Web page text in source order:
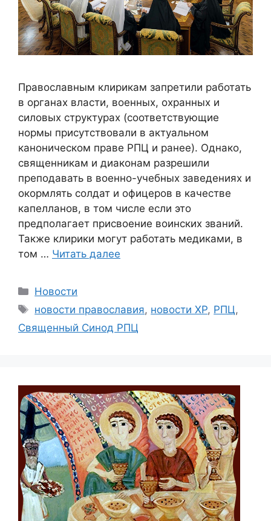
Православным клирикам запретили работать
в органах власти, военных, охранных и
силовых структурах (соответствующие
нормы присутствовали в актуальном
каноническом праве РПЦ и ранее). Однако,
священникам и диаконам разрешили
преподавать в военно-учебных заведениях и
окормлять солдат и офицеров в качестве
капелланов, в том числе если это
предполагает присвоение воинских званий.
Также клирики могут работать медиками, в
том … Читать далее
Рубрики
Новости
Метки
новости православия, новости ХР, РПЦ,
Священный Синод РПЦ